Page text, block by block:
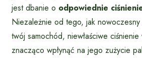
jest dbanie o odpowiednie
Niezależnie od tego, jak
twój samochód, niewłaściwe
znacząco wpłynąć na jego zużycie